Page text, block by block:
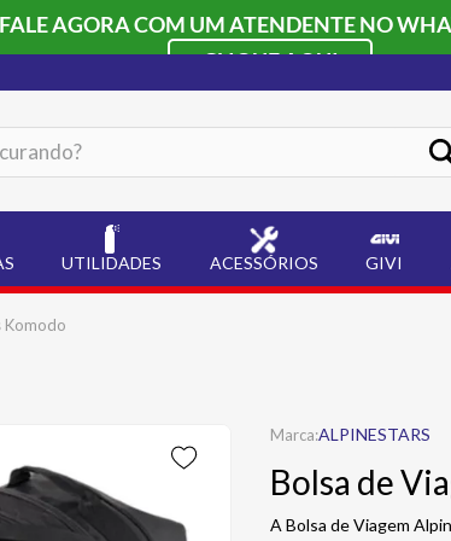
AGORA COM UM ATENDENTE NO
CLIQUE AQUI
UTILIDADES ACESSÓRIOS GIVI
Komodo
ALPINESTARS
Bolsa de
A Bolsa de Viagem